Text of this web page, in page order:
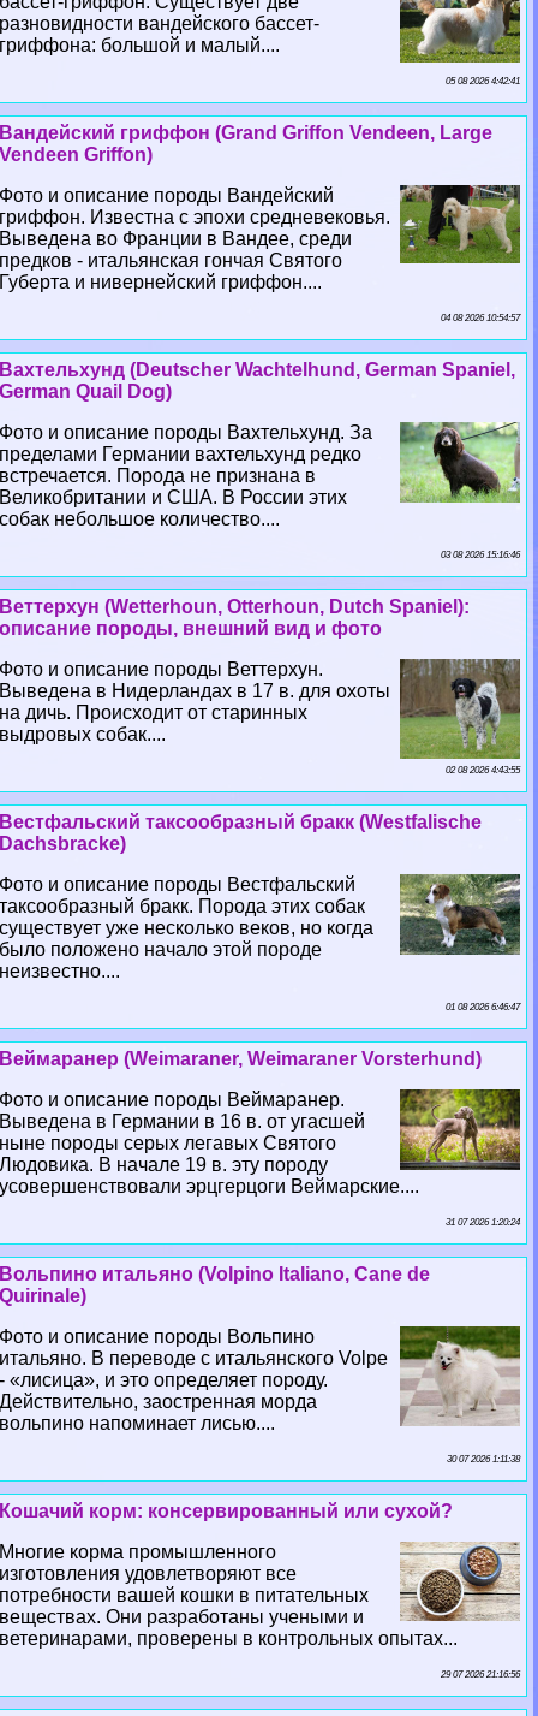
разновидности вандейского бассет-
гриффона: большой и малый....
05 08 2026 4:42:41
Вандейский гриффон (Grand Griffon Vendeen, Large
Vendeen Griffon)
Фото и описание породы Вандейский
гриффон. Известна с эпохи средневековья.
Выведена во Франции в Вандее, среди
предков - итальянская гончая Святого
Губерта и нивернейский гриффон....
04 08 2026 10:54:57
Вахтельхунд (Deutscher Wachtelhund, German Spaniel,
German Quail Dog)
Фото и описание породы Вахтельхунд. За
пределами Германии вахтельхунд редко
встречается. Порода не признана в
Великобритании и США. В России этих
собак небольшое количество....
03 08 2026 15:16:46
Веттерхун (Wetterhoun, Otterhoun, Dutch Spaniel):
описание породы, внешний вид и фото
Фото и описание породы Веттерхун.
Выведена в Нидерландах в 17 в. для охоты
на дичь. Происходит от старинных
выдровых собак....
02 08 2026 4:43:55
Вестфальский таксообразный бpaкк (Westfalische
Dachsbracke)
Фото и описание породы Вестфальский
таксообразный бpaкк. Порода этих собак
существует уже несколько веков, но когда
было положено начало этой породе
неизвестно....
01 08 2026 6:46:47
Веймаранер (Weimaraner, Weimaraner Vorsterhund)
Фото и описание породы Веймаранер.
Выведена в Германии в 16 в. от угасшей
ныне породы серых легавых Святого
Людовика. В начале 19 в. эту породу
усовершенствовали эрцгерцоги Веймарские....
31 07 2026 1:20:24
Вольпино итальяно (Volpino Italiano, Cane de
Quirinale)
Фото и описание породы Вольпино
итальяно. В переводе с итальянского Volpe
- «лисица», и это определяет породу.
Действительно, заостренная морда
вольпино напоминает лисью....
30 07 2026 1:11:38
Кошачий корм: консервированный или сухой?
Многие корма промышленного
изготовления удовлетворяют все
потребности вашей кошки в питательных
веществах. Они разработаны учеными и
ветеринарами, проверены в контрольных опытах...
29 07 2026 21:16:56